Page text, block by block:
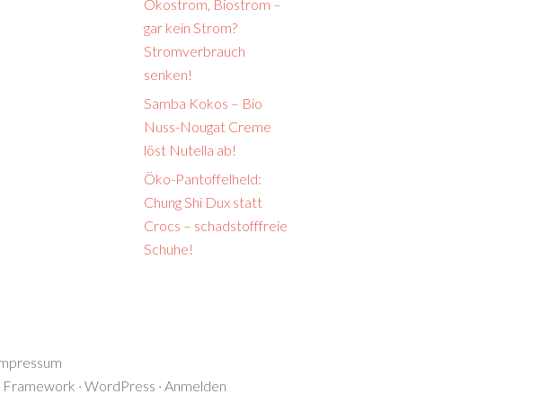
Ökostrom, Biostrom –
gar kein Strom?
Stromverbrauch
senken!
Samba Kokos – Bio
Nuss-Nougat Creme
löst Nutella ab!
Öko-Pantoffelheld:
Chung Shi Dux statt
Crocs – schadstofffreie
Schuhe!
Framework · WordPress · Anmelden